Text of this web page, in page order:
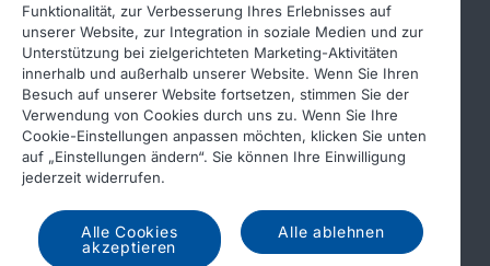
DAF-Aufbauherstellerinformationen
DAF-Gebrauchtfahrzeuge
DAF Merchandising store
DAF Teile Webshop
Funktionalität, zur Verbesserung Ihres Erlebnisses auf
unserer Website, zur Integration in soziale Medien und zur
Unterstützung bei zielgerichteten Marketing-Aktivitäten
innerhalb und außerhalb unserer Website. Wenn Sie Ihren
Besuch auf unserer Website fortsetzen, stimmen Sie der
Verwendung von Cookies durch uns zu. Wenn Sie Ihre
Cookie-Einstellungen anpassen möchten, klicken Sie unten
auf „Einstellungen ändern“. Sie können Ihre Einwilligung
jederzeit widerrufen.
Alle Cookies
akzeptieren
Alle ablehnen